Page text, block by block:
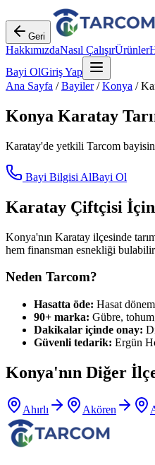
Geri
HakkımızdaNasıl ÇalışırÜrünler
Bayi OlGiriş Yap
Ana Sayfa /Bayiler/Konya /
Konya Karatay
Karatay'de yetkili Tarcom
Bayi Bilgisi AlBayi Ol
Karatay Çiftçisi
Konya'nın Karatay ilçesinde
hem finansman esnekliği
Neden Tarcom?
Hasatta öde: Hasat
90+ marka: Gübre,
Dakikalar içinde onay:
Güvenli tedarik: Ergün
Konya'nın Diğer
Ahırlı Akören